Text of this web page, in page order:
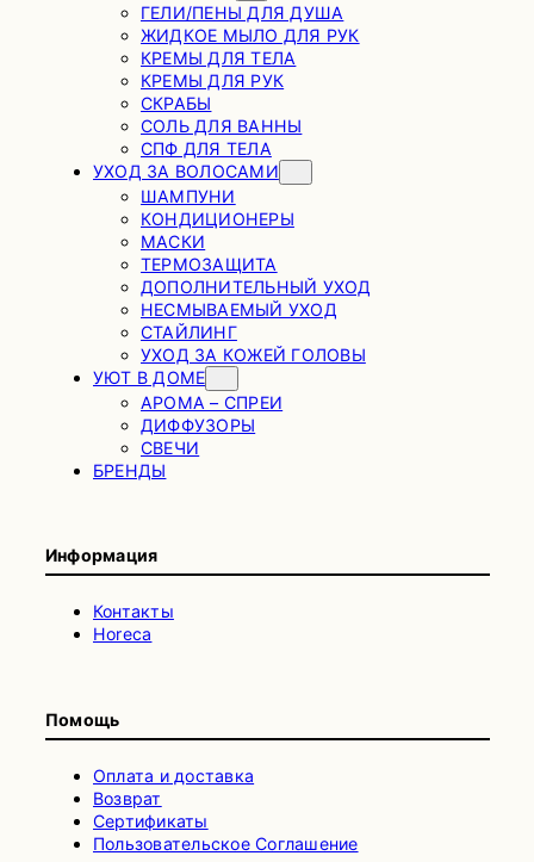
ГЕЛИ/ПЕНЫ ДЛЯ ДУША
ЖИДКОЕ МЫЛО ДЛЯ РУК
КРЕМЫ ДЛЯ ТЕЛА
КРЕМЫ ДЛЯ РУК
СКРАБЫ
СОЛЬ ДЛЯ ВАННЫ
СПФ ДЛЯ ТЕЛА
УХОД ЗА ВОЛОСАМИ
ШАМПУНИ
КОНДИЦИОНЕРЫ
МАСКИ
ТЕРМОЗАЩИТА
ДОПОЛНИТЕЛЬНЫЙ УХОД
НЕСМЫВАЕМЫЙ УХОД
СТАЙЛИНГ
УХОД ЗА КОЖЕЙ ГОЛОВЫ
УЮТ В ДОМЕ
АРОМА – СПРЕИ
ДИФФУЗОРЫ
СВЕЧИ
БРЕНДЫ
Информация
Контакты
Horeca
Помощь
Оплата и доставка
Возврат
Сертификаты
Пользовательское Соглашение